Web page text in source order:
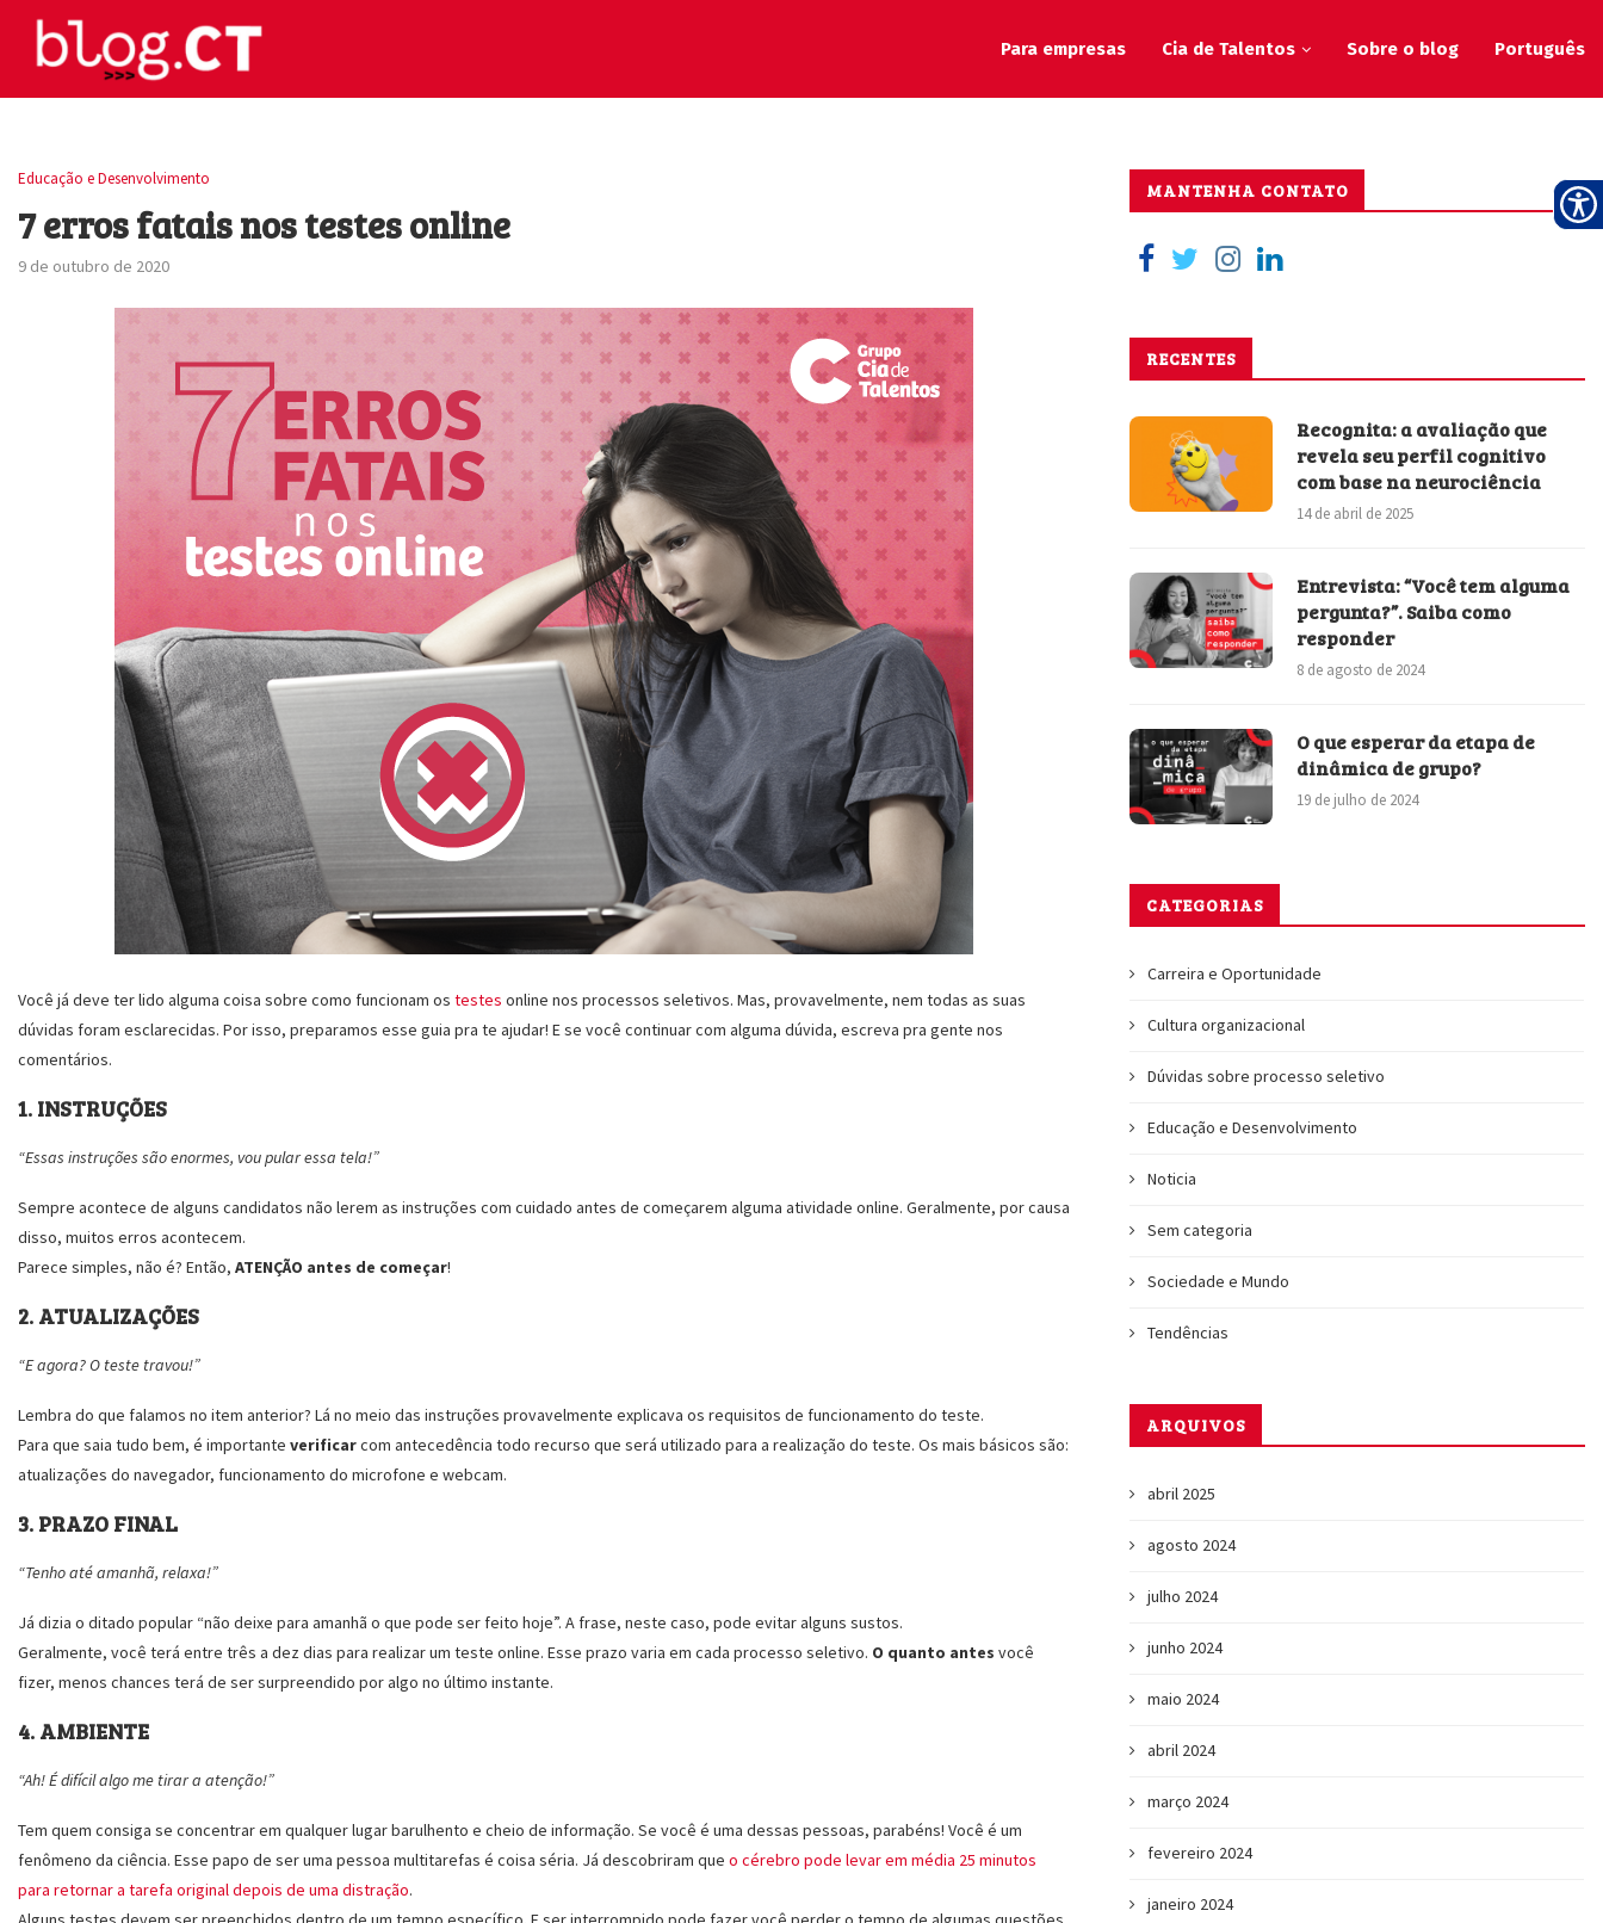
Para empresas Cia de Talentos Sobre o blog Português
Educação e Desenvolvimento
7 erros fatais nos testes online
9 de outubro de 2020
Você já deve ter lido alguma coisa sobre como funcionam os testes online nos processos seletivos. Mas, provavelmente, nem todas as suas
dúvidas foram esclarecidas. Por isso, preparamos esse guia pra te ajudar! E se você continuar com alguma dúvida, escreva pra gente nos
comentários.
1. INSTRUÇÕES
“Essas instruções são enormes, vou pular essa tela!”
Sempre acontece de alguns candidatos não lerem as instruções com cuidado antes de começarem alguma atividade online. Geralmente, por causa
disso, muitos erros acontecem.
Parece simples, não é? Então, ATENÇÃO antes de começar!
2. ATUALIZAÇÕES
“E agora? O teste travou!”
Lembra do que falamos no item anterior? Lá no meio das instruções provavelmente explicava os requisitos de funcionamento do teste.
Para que saia tudo bem, é importante verificarcom antecedência todo recurso que será utilizado para a realização do teste. Os mais básicos são:
atualizações do navegador, funcionamento do microfone e webcam.
3. PRAZO FINAL
“Tenho até amanhã, relaxa!”
Já dizia o ditado popular “não deixe para amanhã o que pode ser feito hoje”. A frase, neste caso, pode evitar alguns sustos.
Geralmente, você terá entre três a dez dias para realizar um teste online. Esse prazo varia em cada processo seletivo. O quanto antes você
fizer, menos chances terá de ser surpreendido por algo no último instante.
4. AMBIENTE
“Ah! É difícil algo me tirar a atenção!”
Tem quem consiga se concentrar em qualquer lugar barulhento e cheio de informação. Se você é uma dessas pessoas, parabéns! Você é um
fenômeno da ciência. Esse papo de ser uma pessoa multitarefas é coisa séria. Já descobriram que o cérebro pode levar em média 25 minutos
para retornar a tarefa original depois de uma distração.
MANTENHA CONTATO
RECENTES
Recognita: a avaliação que
revela seu perfil cognitivo
com base na neurociência
14 de abril de 2025
Entrevista: “Você tem alguma
pergunta?”. Saiba como
responder
8 de agosto de 2024
O que esperar da etapa de
dinâmica de grupo?
19 de julho de 2024
CATEGORIAS
Carreira e Oportunidade
Cultura organizacional
Dúvidas sobre processo seletivo
Educação e Desenvolvimento
Noticia
Sem categoria
Sociedade e Mundo
Tendências
ARQUIVOS
abril 2025
agosto 2024
julho 2024
junho 2024
maio 2024
abril 2024
março 2024
fevereiro 2024
janeiro 2024